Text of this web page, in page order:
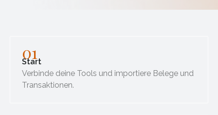
01
Start
Verbinde deine Tools und importiere Belege und
Transaktionen.